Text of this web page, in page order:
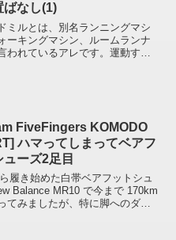
ばなし(1)
ミルとは、別名ランニングマシ
ーキングマシン、ルームランナ
われているアレです。運動する
FiveFingers KOMODO
ハマってしまってベアフ
ューズ2足目
履き始めた白帯ベアフットシュ
Balance MR10 で今まで 170km
てみましたが、特に脚へのダメ